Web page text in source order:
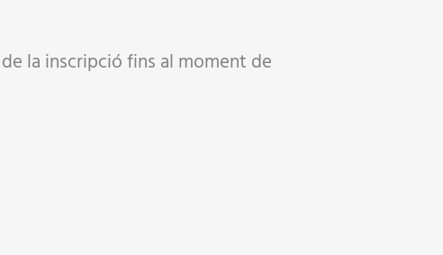
la inscripció fins al moment de